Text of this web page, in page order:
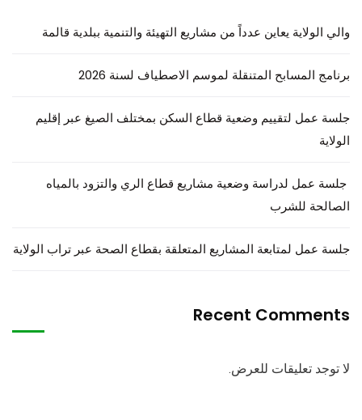
والي الولاية يعاين عدداً من مشاريع التهيئة والتنمية ببلدية قالمة
برنامج المسابح المتنقلة لموسم الاصطياف لسنة 2026
جلسة عمل لتقييم وضعية قطاع السكن بمختلف الصيغ عبر إقليم
الولاية
جلسة عمل لدراسة وضعية مشاريع قطاع الري والتزود بالمياه
الصالحة للشرب
جلسة عمل لمتابعة المشاريع المتعلقة بقطاع الصحة عبر تراب الولاية
Recent Comments
لا توجد تعليقات للعرض.